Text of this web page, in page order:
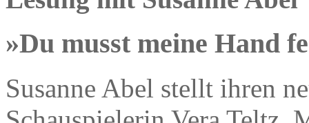
»Du musst meine Hand
Susanne Abel stellt ihren